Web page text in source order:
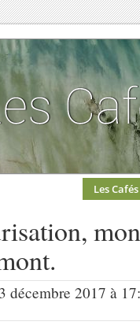
Les Cafés
décembre 2017 à